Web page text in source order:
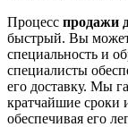
Процесс продажи
быстрый. Вы
специальность и
специалисты
его доставку. Мы
кратчайшие сроки
обеспечивая его